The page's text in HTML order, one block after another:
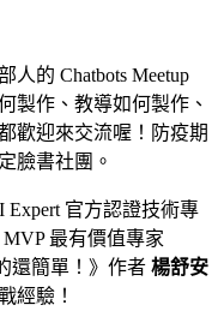
的 Chatbots Meetup
製作、教導如何製作、
歡迎來交流喔！防疫期
臉書社團。
官方認證技術專
最有價值專家
還簡單！》作者 楊舒安
經驗！